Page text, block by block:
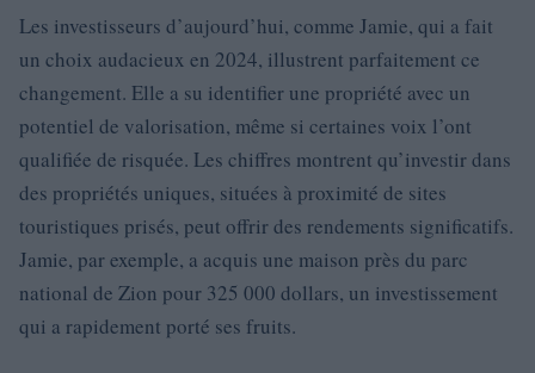
Les investisseurs d’aujourd’hui, comme Jamie, qui a fait
un choix audacieux en 2024, illustrent parfaitement ce
changement. Elle a su identifier une propriété avec un
potentiel de valorisation, même si certaines voix l’ont
qualifiée de risquée. Les chiffres montrent qu’investir dans
des propriétés uniques, situées à proximité de sites
touristiques prisés, peut offrir des rendements significatifs.
Jamie, par exemple, a acquis une maison près du parc
national de Zion pour 325 000 dollars, un investissement
qui a rapidement porté ses fruits.